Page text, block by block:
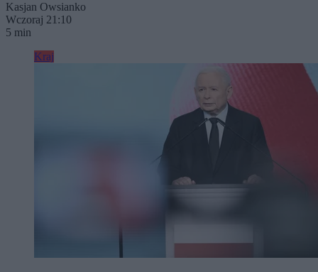
Kasjan Owsianko
Wczoraj 21:10
5 min
Kraj